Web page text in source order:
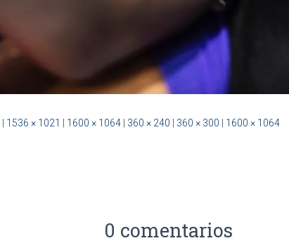
1536 × 1021 1600 × 1064 360 × 240 360 × 300 1600 × 1064
0 comentarios